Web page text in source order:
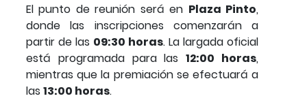
El punto de reunión será en Plaza Pinto,
donde las inscripciones comenzarán a
partir de las 09:30 horas. La largada oficial
está programada para las12:00 horas,
mientras que la premiación se efectuará a
las 13:00 horas.